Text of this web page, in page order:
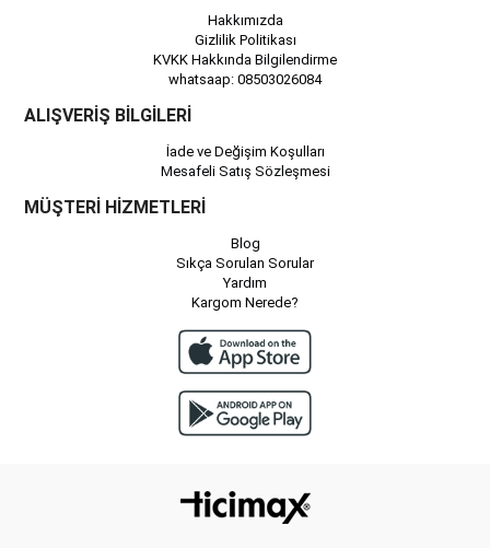
Hakkımızda
Gizlilik Politikası
KVKK Hakkında Bilgilendirme
whatsaap: 08503026084
ALIŞVERİŞ BİLGİLERİ
İade ve Değişim Koşulları
Mesafeli Satış Sözleşmesi
MÜŞTERİ HİZMETLERİ
Blog
Sıkça Sorulan Sorular
Yardım
Kargom Nerede?